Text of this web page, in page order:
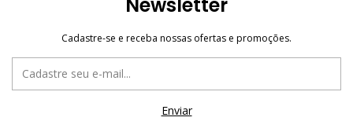
Cadastre-se e receba nossas ofertas e promoções.